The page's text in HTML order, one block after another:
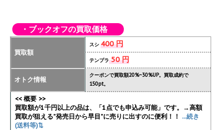
・ブックオフの買取価格
買取額
スシ 400 円
テンプラ50 円
オトク情報
クーポンで買取額20%~30%UP。買取成約で
150pt。
<< 概要 >>
買取額が1千円以上の品は、「1点でも申込み可能」です。→高額
買取が狙える”発売日から早目”に売りに出すのに便利！！ ...続き
(送料等)⇅